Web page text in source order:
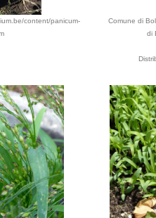
content/panicum-
Comune di
di